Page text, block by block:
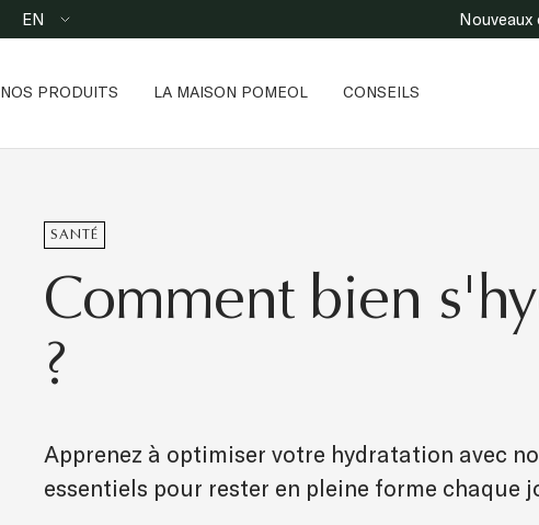
Skip
to
Language
EN
NOS PRODUITS LA MAISON POMEOL CONSEILS
SANTÉ
Comment bien
?
Apprenez à optimiser votre hydratation avec
essentiels pour rester en pleine forme chaque